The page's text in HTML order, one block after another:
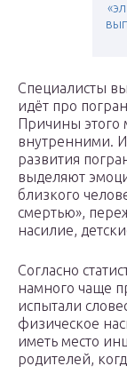
Специалисты
идёт про
Причины этого
внутренними.
развития
выделяют
близкого
смертью»,
насилие,
Согласно
намного чаще
испытали
физическое
иметь место
родителей,